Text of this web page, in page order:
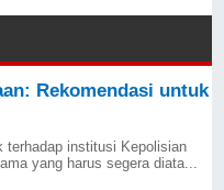
Rekomendasi untuk
terhadap institusi Kepolisian
yang harus segera diata...